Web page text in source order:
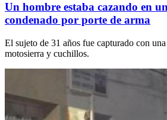
Un hombre estaba cazando en
condenado por porte de arma
El sujeto de 31 años fue capturado con
motosierra y cuchillos.